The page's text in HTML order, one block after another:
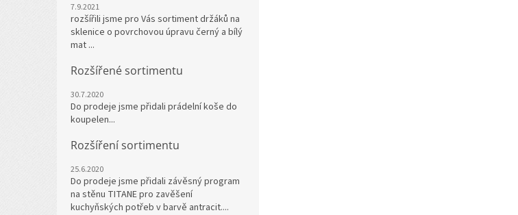
7.9.2021
rozšířili jsme pro Vás sortiment držáků na
sklenice o povrchovou úpravu černý a bílý
mat ...
Rozšířené sortimentu
30.7.2020
Do prodeje jsme přidali prádelní koše do
koupelen...
Rozšíření sortimentu
25.6.2020
Do prodeje jsme přidali závěsný program
na stěnu TITANE pro zavěšení
kuchyňských potřeb v barvě antracit....